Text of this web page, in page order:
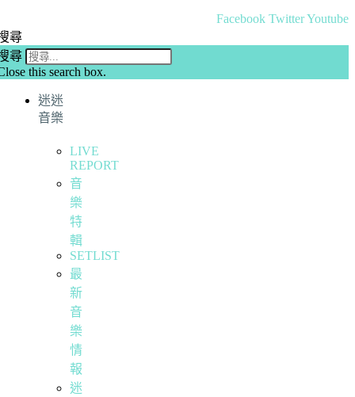
Facebook TwitterYoutube
尋
尋
this search box.
迷迷
音樂
LIVE
REPORT
音
樂
特
輯
SETLIST
最
新
音
樂
情
報
迷